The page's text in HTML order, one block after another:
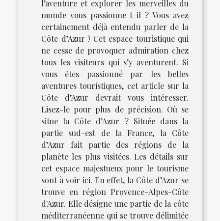
l’aventure et explorer les merveilles du
monde vous passionne t-il ? Vous avez
certainement déjà entendu parler de la
Côte d’Azur ! Cet espace touristique qui
ne cesse de provoquer admiration chez
tous les visiteurs qui s’y aventurent. Si
vous êtes passionné par les belles
aventures touristiques, cet article sur la
Côte d’Azur devrait vous intéresser.
Lisez-le pour plus de précision. Où se
situe la Côte d’Azur ? Située dans la
partie sud-est de la France, la Côte
d’Azur fait partie des régions de la
planète les plus visitées. Les détails sur
cet espace majestueux pour le tourisme
sont à voir ici. En effet, la Côte d’Azur se
trouve en région Provence-Alpes-Côte
d'Azur. Elle désigne une partie de la côte
méditerranéenne qui se trouve délimitée